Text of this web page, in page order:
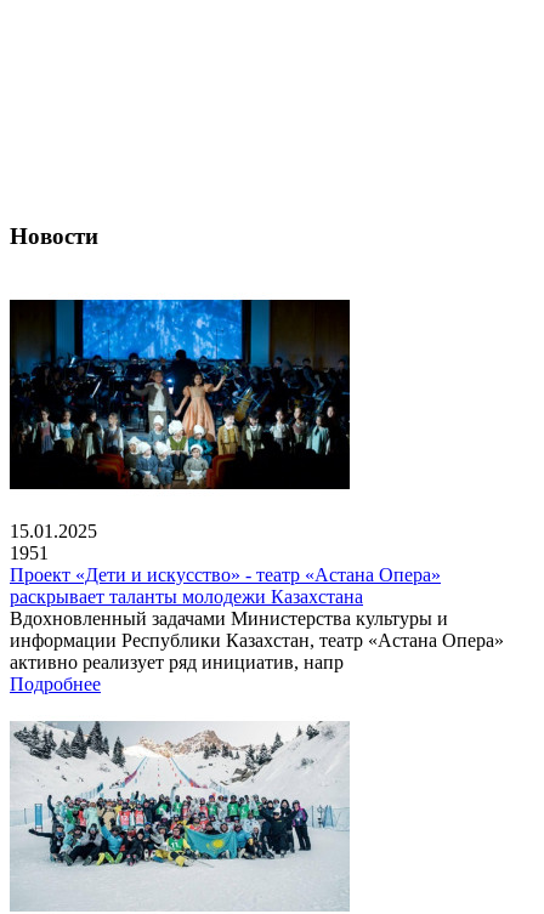
Новости
15.01.2025
1951
Проект «Дети и искусство» - театр «Астана Опера»
раскрывает таланты молодежи Казахстана
Вдохновленный задачами Министерства культуры и
информации Республики Казахстан, театр «Астана Опера»
активно реализует ряд инициатив, напр
Подробнее